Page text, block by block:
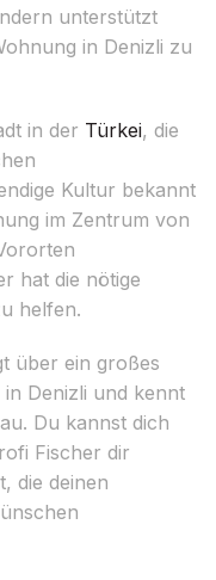
unterstützt
in Denizli zu
in der Türkei, die
Kultur bekannt
im Zentrum von
hat die nötige
helfen.
über ein großes
Denizli und kennt
Du kannst dich
Fischer dir
die deinen